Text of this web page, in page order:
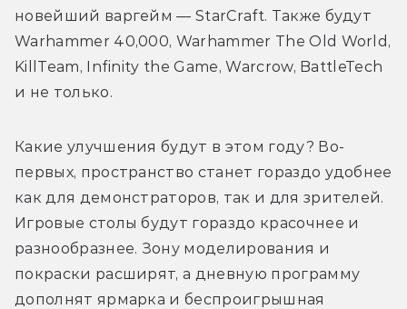
новейший варгейм — StarCraft. Также будут
KillTeam, Infinity the Game, Warcrow, BattleTech
и не только.
Какие улучшения будут в этом году? Во-
первых, пространство станет гораздо удобнее
как для демонстраторов, так и для зрителей.
Игровые столы будут гораздо красочнее и
разнообразнее. Зону моделирования и
покраски расширят, а дневную программу
дополнят ярмарка и беспроигрышная